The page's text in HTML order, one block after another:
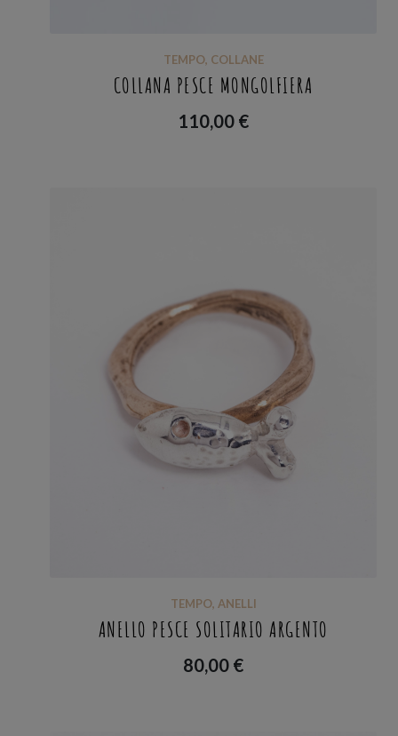
TEMPO, COLLANE
COLLANA PESCE MONGOLFIERA
110,00 €
TEMPO, ANELLI
ANELLO PESCE SOLITARIO ARGENTO
80,00 €